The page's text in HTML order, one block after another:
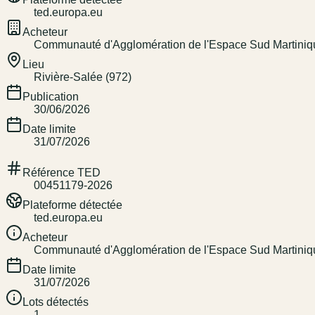
ted.europa.eu
Acheteur
Communauté d'Agglomération de l'Espace Sud
Lieu
Rivière-Salée (972)
Publication
30/06/2026
Date limite
31/07/2026
Référence TED
00451179-2026
Plateforme détectée
ted.europa.eu
Acheteur
Communauté d'Agglomération de l'Espace Sud
Date limite
31/07/2026
Lots détectés